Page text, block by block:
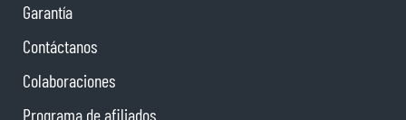
Garantía
Contáctanos
Colaboraciones
Programa de afiliados